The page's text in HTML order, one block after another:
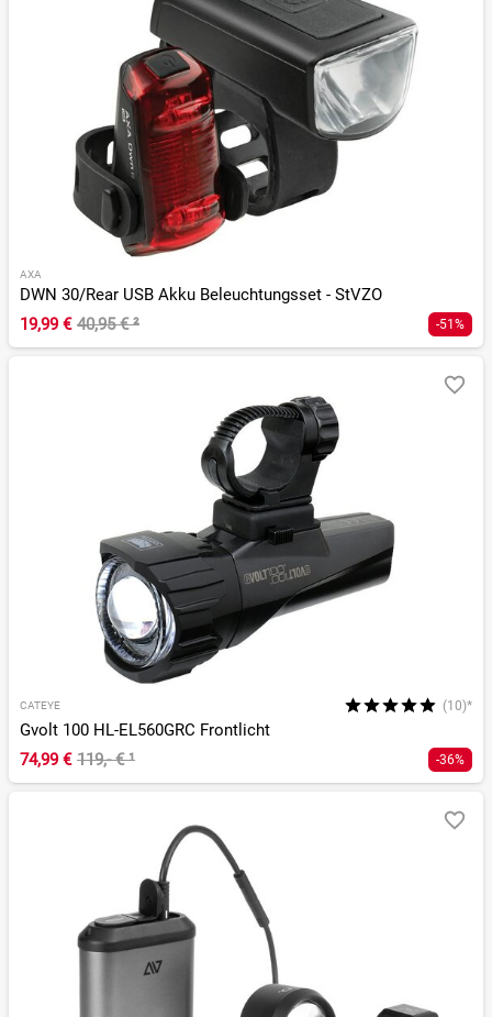
AXA
DWN 30/Rear USB Akku Beleuchtungsset - StVZO
19,99 € 40,95 €² -51%
CATEYE (10)*
Gvolt 100 HL-EL560GRC Frontlicht
74,99 € 119,- €¹ -36%